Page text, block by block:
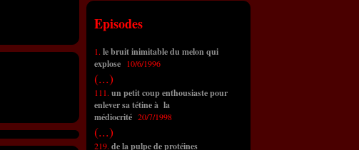
Episodes
1. le bruit inimitable du melon qui
explose 10/6/1996
(...)
111. un petit coup enthousiaste pour
enlever sa tétine à la
médiocrité 20/7/1998
(...)
219. de la pulpe de protéines